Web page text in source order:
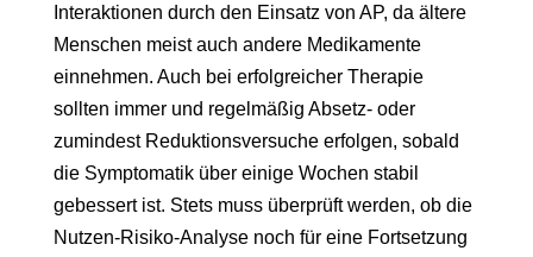
Interaktionen durch den Einsatz von AP, da ältere
Menschen meist auch andere Medikamente
einnehmen. Auch bei erfolgreicher Therapie
sollten immer und regelmäßig Absetz- oder
zumindest Reduktionsversuche erfolgen, sobald
die Symptomatik über einige Wochen stabil
gebessert ist. Stets muss überprüft werden, ob die
Nutzen-Risiko-Analyse noch für eine Fortsetzung